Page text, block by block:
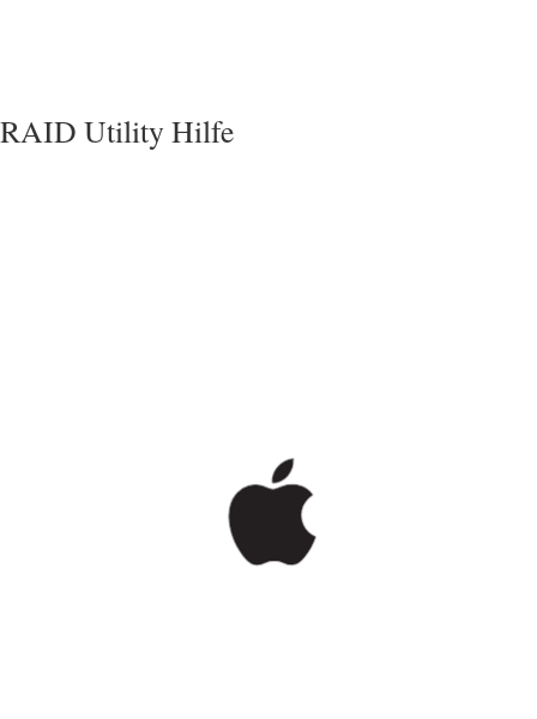
RAID Utility Hilfe